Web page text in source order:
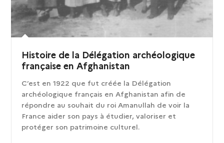
Histoire de la Délégation archéologique
française en Afghanistan
C’est en 1922 que fut créée la Délégation
archéologique français en Afghanistan afin de
répondre au souhait du roi Amanullah de voir la
France aider son pays à étudier, valoriser et
protéger son patrimoine culturel.